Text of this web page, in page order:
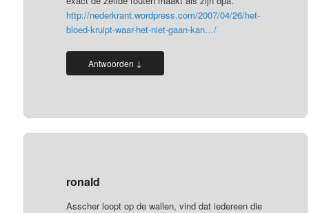
http://nederkrant.wordpress.com/2007/04/26/het-
bloed-kruipt-waar-het-niet-gaan-kan…/
Antwoorden ↓
ronald
Asscher loopt op de wallen, vind dat iedereen die